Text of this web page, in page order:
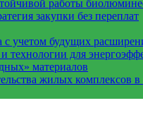
работы
закупки без переплат
учетом будущих
для
материалов
жилых комплексов